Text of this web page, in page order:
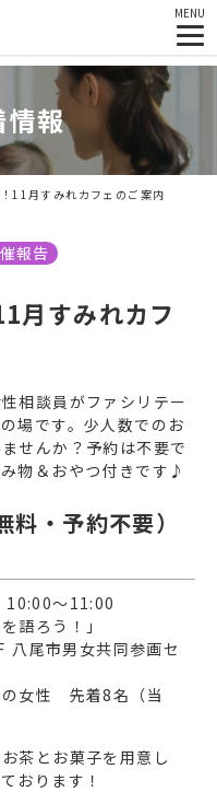
MENU
情報
11月すみれカフェのご案内
報告
月すみれカフ
相談員がファシリテー
場です。少人数でのお
せんか？予約は不要で
物＆おやつ付きです♪
・予約不要）
～11:00
語ろう！」
尾市男女共同参画セ
女性 先着8名（当
茶とお菓子を用意し
おります！